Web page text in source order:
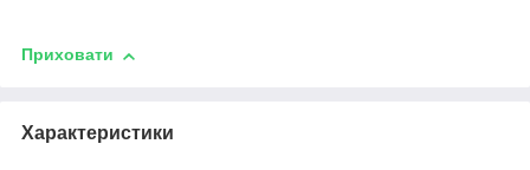
Приховати
Характеристики